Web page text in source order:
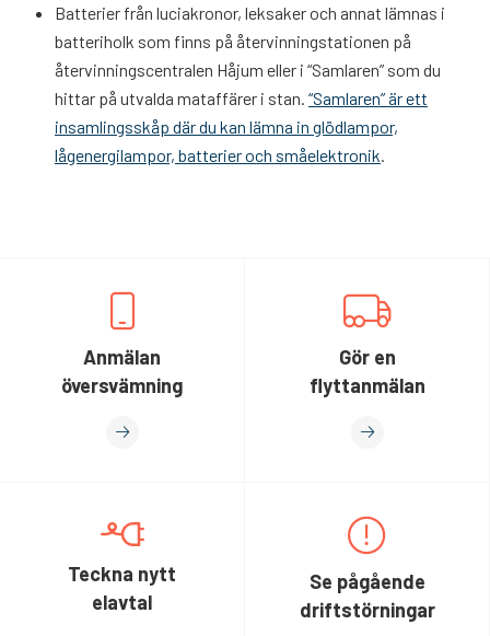
Batterier från luciakronor, leksaker och annat lämnas i
batteriholk som finns på återvinningstationen på
återvinningscentralen Håjum eller i “Samlaren” som du
hittar på utvalda mataffärer i stan. “Samlaren” är ett
insamlingsskåp där du kan lämna in glödlampor,
lågenergilampor, batterier och småelektronik
Anmälan
översvämning
Gör en
flyttanmälan
Teckna nytt
elavtal
Se pågående
driftstörningar